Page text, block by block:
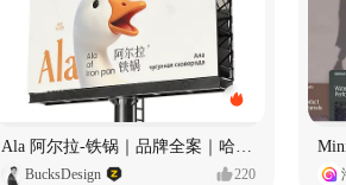
Ala 阿尔拉-铁锅｜品牌全案｜哈尔滨
BucksDesign 220